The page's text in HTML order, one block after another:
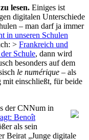
lesen. Einiges ist
digitalen Unterschiede
– man darf ja immer
in unseren Schulen
> Frankreich und
Schule, dann wird
besonders auf dem
le numérique – als
einschließt, für beide
der CNNum in
Benoît
als sein
Beirat „Junge digitale